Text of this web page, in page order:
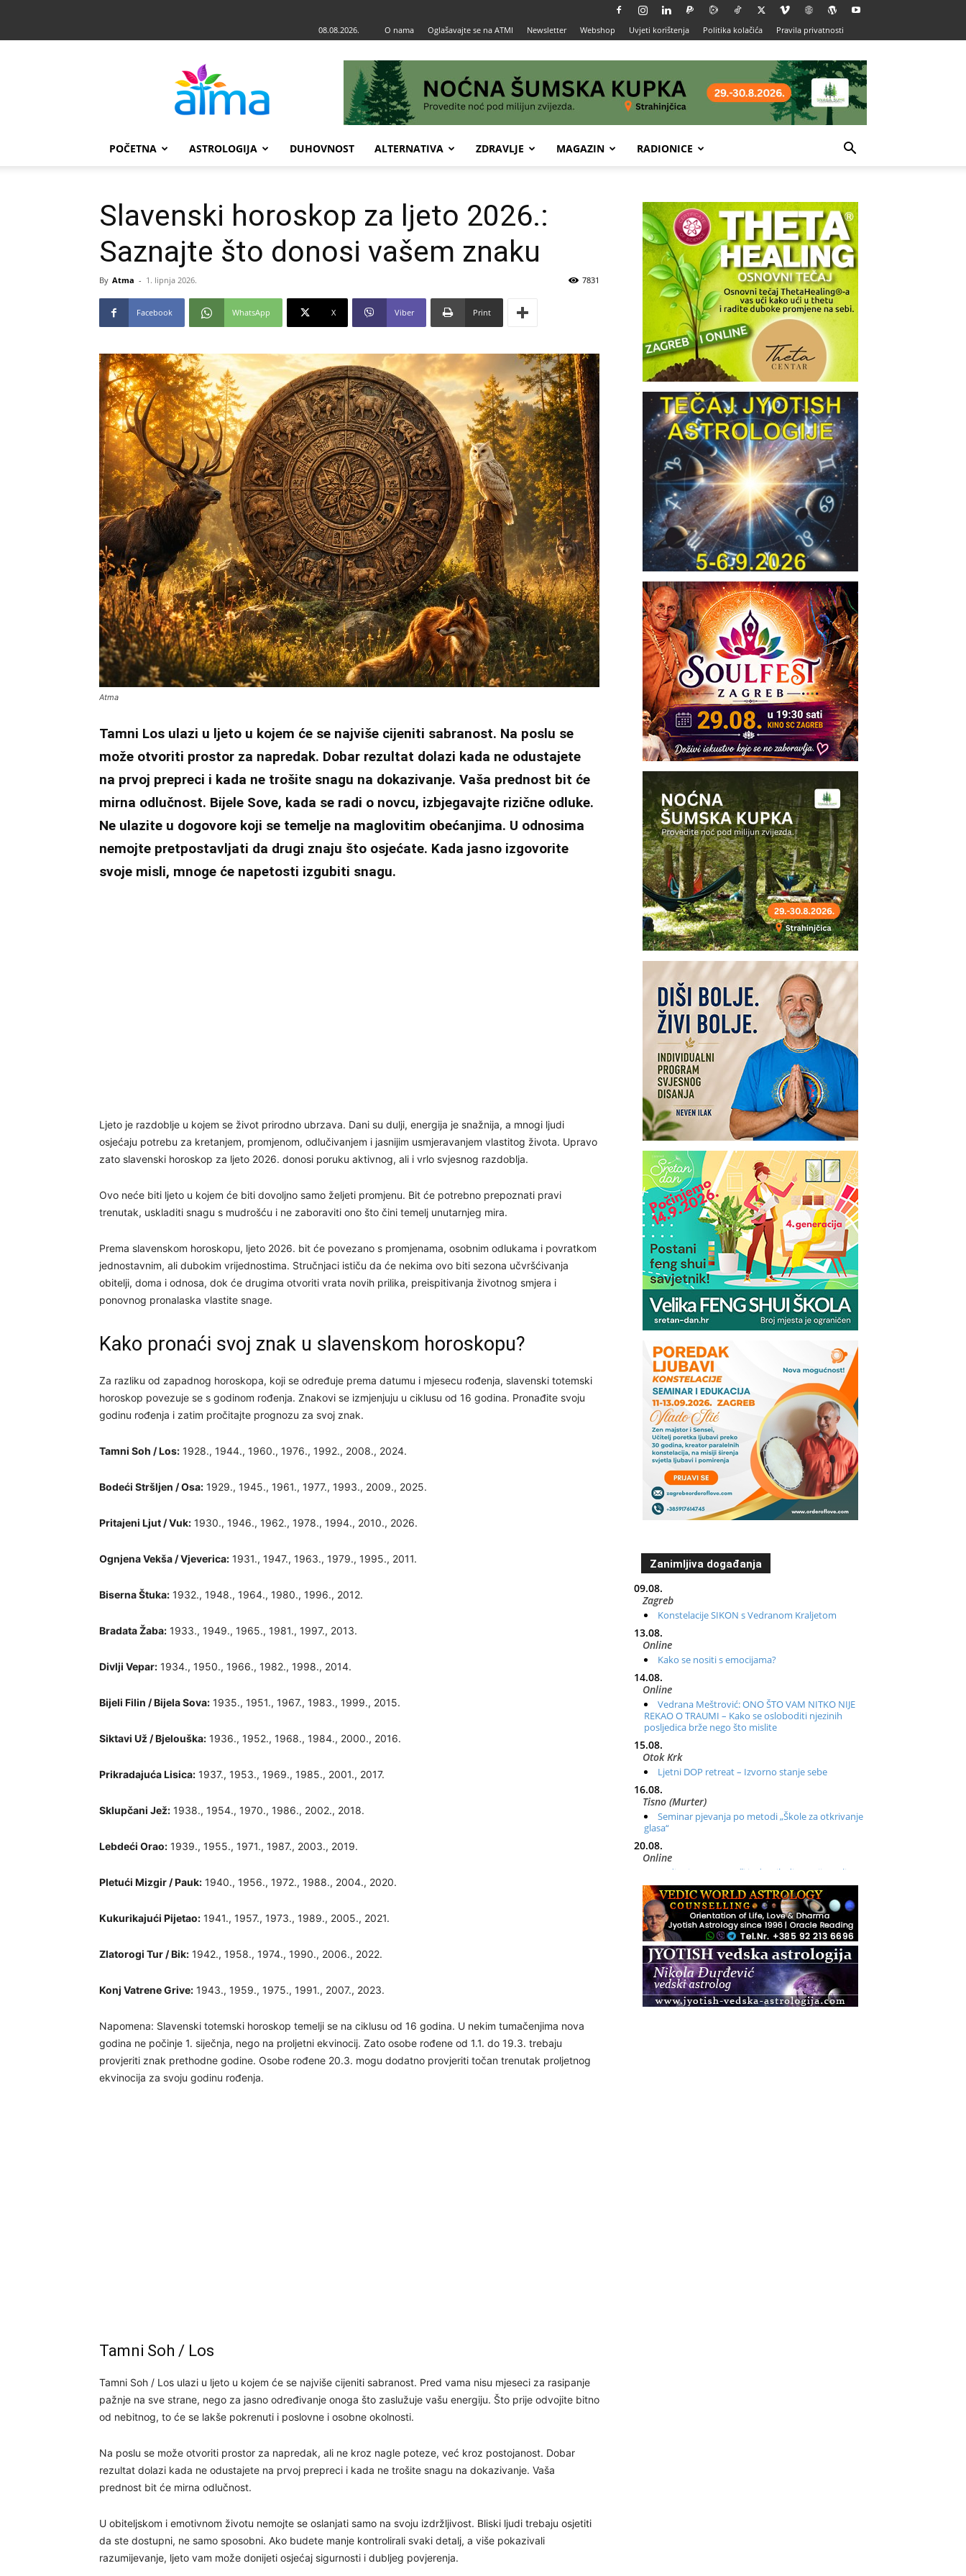
08.08.2026. O nama Oglašavajte se na ATMI Newsletter Webshop Uvjeti korištenja Politika kolačića Pravila privatnosti
POČETNA ASTROLOGIJA DUHOVNOST ALTERNATIVA ZDRAVLJE MAGAZIN RADIONICE
Slavenski horoskop za ljeto 2026.:
Saznajte što donosi vašem znaku
By Atma - 1. lipnja 2026. 7831
Facebook WhatsApp X Viber Print
Atma
Tamni Los ulazi u ljeto u kojem će se najviše cijeniti sabranost. Na poslu se
može otvoriti prostor za napredak. Dobar rezultat dolazi kada ne odustajete
na prvoj prepreci i kada ne trošite snagu na dokazivanje. Vaša prednost bit će
mirna odlučnost. Bijele Sove, kada se radi o novcu, izbjegavajte rizične odluke.
Ne ulazite u dogovore koji se temelje na maglovitim obećanjima. U odnosima
nemojte pretpostavljati da drugi znaju što osjećate. Kada jasno izgovorite
svoje misli, mnoge će napetosti izgubiti snagu.
Ljeto je razdoblje u kojem se život prirodno ubrzava. Dani su dulji, energija je snažnija, a mnogi ljudi
osjećaju potrebu za kretanjem, promjenom, odlučivanjem i jasnijim usmjeravanjem vlastitog života. Upravo
zato slavenski horoskop za ljeto 2026. donosi poruku aktivnog, ali i vrlo svjesnog razdoblja.
Ovo neće biti ljeto u kojem će biti dovoljno samo željeti promjenu. Bit će potrebno prepoznati pravi
trenutak, uskladiti snagu s mudrošću i ne zaboraviti ono što čini temelj unutarnjeg mira.
Prema slavenskom horoskopu, ljeto 2026. bit će povezano s promjenama, osobnim odlukama i povratkom
jednostavnim, ali dubokim vrijednostima. Stručnjaci ističu da će nekima ovo biti sezona učvršćivanja
obitelji, doma i odnosa, dok će drugima otvoriti vrata novih prilika, preispitivanja životnog smjera i
ponovnog pronalaska vlastite snage.
Kako pronaći svoj znak u slavenskom horoskopu?
Za razliku od zapadnog horoskopa, koji se određuje prema datumu i mjesecu rođenja, slavenski totemski
horoskop povezuje se s godinom rođenja. Znakovi se izmjenjuju u ciklusu od 16 godina. Pronađite svoju
godinu rođenja i zatim pročitajte prognozu za svoj znak.
Tamni Soh / Los: 1928., 1944., 1960., 1976., 1992., 2008., 2024.
Bodeći Stršljen / Osa: 1929., 1945., 1961., 1977., 1993., 2009., 2025.
Pritajeni Ljut / Vuk: 1930., 1946., 1962., 1978., 1994., 2010., 2026.
Ognjena Vekša / Vjeverica: 1931., 1947., 1963., 1979., 1995., 2011.
Biserna Štuka: 1932., 1948., 1964., 1980., 1996., 2012.
Bradata Žaba: 1933., 1949., 1965., 1981., 1997., 2013.
Divlji Vepar: 1934., 1950., 1966., 1982., 1998., 2014.
Bijeli Filin / Bijela Sova: 1935., 1951., 1967., 1983., 1999., 2015.
Siktavi Už / Bjelouška: 1936., 1952., 1968., 1984., 2000., 2016.
Prikradajuća Lisica: 1937., 1953., 1969., 1985., 2001., 2017.
Sklupčani Jež: 1938., 1954., 1970., 1986., 2002., 2018.
Lebdeći Orao: 1939., 1955., 1971., 1987., 2003., 2019.
Pletući Mizgir / Pauk: 1940., 1956., 1972., 1988., 2004., 2020.
Kukurikajući Pijetao: 1941., 1957., 1973., 1989., 2005., 2021.
Zlatorogi Tur / Bik: 1942., 1958., 1974., 1990., 2006., 2022.
Konj Vatrene Grive: 1943., 1959., 1975., 1991., 2007., 2023.
Napomena: Slavenski totemski horoskop temelji se na ciklusu od 16 godina. U nekim tumačenjima nova
godina ne počinje 1. siječnja, nego na proljetni ekvinocij. Zato osobe rođene od 1.1. do 19.3. trebaju
provjeriti znak prethodne godine. Osobe rođene 20.3. mogu dodatno provjeriti točan trenutak proljetnog
ekvinocija za svoju godinu rođenja.
Tamni Soh / Los
Tamni Soh / Los ulazi u ljeto u kojem će se najviše cijeniti sabranost. Pred vama nisu mjeseci za rasipanje
pažnje na sve strane, nego za jasno određivanje onoga što zaslužuje vašu energiju. Što prije odvojite bitno
od nebitnog, to će se lakše pokrenuti i poslovne i osobne okolnosti.
Na poslu se može otvoriti prostor za napredak, ali ne kroz nagle poteze, već kroz postojanost. Dobar
rezultat dolazi kada ne odustajete na prvoj prepreci i kada ne trošite snagu na dokazivanje. Vaša
prednost bit će mirna odlučnost.
U obiteljskom i emotivnom životu nemojte se oslanjati samo na svoju izdržljivost. Bliski ljudi trebaju osjetiti
da ste dostupni, ne samo sposobni. Ako budete manje kontrolirali svaki detalj, a više pokazivali
razumijevanje, ljeto vam može donijeti osjećaj sigurnosti i dubljeg povjerenja.
Zanimljiva događanja
09.08.
Zagreb
Konstelacije SIKON s Vedranom Kraljetom
13.08.
Online
Kako se nositi s emocijama?
14.08.
Online
Vedrana Meštrović: ONO ŠTO VAM NITKO NIJE
REKAO O TRAUMI – Kako se osloboditi njezinih
posljedica brže nego što mislite
15.08.
Otok Krk
Ljetni DOP retreat – Izvorno stanje sebe
16.08.
Tisno (Murter)
Seminar pjevanja po metodi „Škole za otkrivanje
glasa“
20.08.
Online
Radionica: Pomagači iz drugih dimenzija Online –
otvoreno za sve
21.08.
Zagreb+Online
Osnovni ThetaHealing® tečaj, Zagreb i Online
22.08.
Zagreb
Osnovna radionica za izscjeljivanje pranom (Basic
Pranic Healing course)
Pula